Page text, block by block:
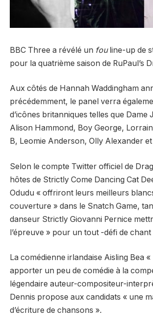
BBC Three a révélé un fouline-up de
pour la quatrième saison de RuPaul’s
Aux côtés de Hannah Waddingham
précédemment, le panel verra
d’icônes britanniques telles que Dame
Alison Hammond, Boy George,
B, Leomie Anderson, Olly Alexander
Selon le compte Twitter officiel de
hôtes de Strictly Come Dancing Cat
Odudu « offriront leurs meilleurs
couverture » dans le Snatch Game,
danseur Strictly Giovanni Pernice
l’épreuve » pour un tout -défi de chant
La comédienne irlandaise Aisling Bea
apporter un peu de comédie à la
légendaire auteur-compositeur-
Dennis propose aux candidats « une
d’écriture de chansons ».